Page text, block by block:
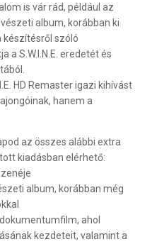
is vár rád, például az
album, korábban ki
készítésről szóló
a S.W.I.N.E. eredetét és
HD Remaster igazi kihívást
hanem a
az összes alábbi extra
kiadásban elérhető:
zenéje
album, korábban még
ahol
kezdeteit, valamint a